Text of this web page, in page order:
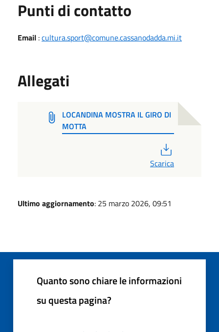
Punti di contatto
Email :cultura.sport@comune.cassanodadda.mi.it
Allegati
LOCANDINA MOSTRA IL GIRO DI
MOTTA
Scarica
Ultimo aggiornamento: 25 marzo 2026, 09:51
Quanto sono chiare le informazioni
su questa pagina?